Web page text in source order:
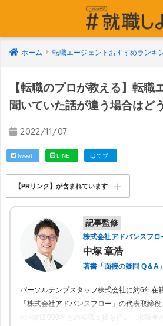
ホーム 転職エージェントおすすめランキ
【転職のプロが教える】転職
聞いていた話が違う場合はど
2022/11/07
tweet LINE はてブ
【PRリンク】が含まれています
記事監修
株式会社アドバンスフロ
中塚 章浩
著書「面接の疑問 Q＆A」
パーソルテンプスタッフ株式会社に約6年在
「株式会社アドバンスフロー」の代表取締役